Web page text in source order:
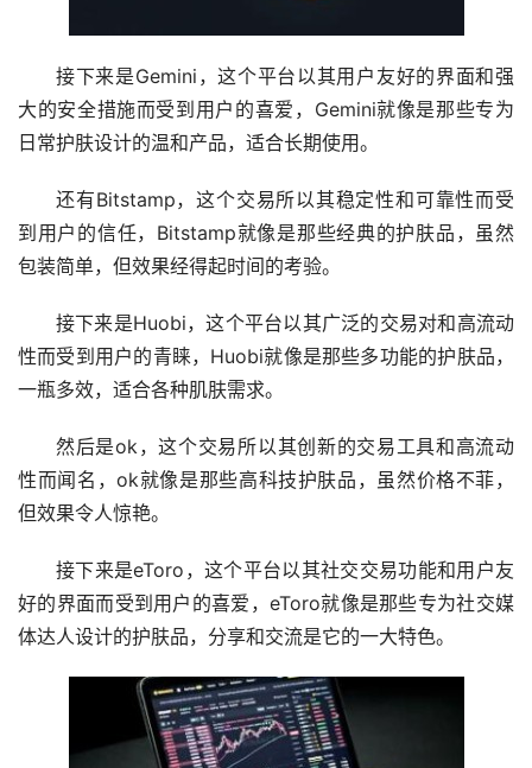
接下来是Gemini，这个平台以其用户友好的界面和强
大的安全措施而受到用户的喜爱，Gemini就像是那些专为
日常护肤设计的温和产品，适合长期使用。
还有Bitstamp，这个交易所以其稳定性和可靠性而受
到用户的信任，Bitstamp就像是那些经典的护肤品，虽然
包装简单，但效果经得起时间的考验。
接下来是Huobi，这个平台以其广泛的交易对和高流动
性而受到用户的青睐，Huobi就像是那些多功能的护肤品，
一瓶多效，适合各种肌肤需求。
然后是ok，这个交易所以其创新的交易工具和高流动
性而闻名，ok就像是那些高科技护肤品，虽然价格不菲，
但效果令人惊艳。
接下来是eToro，这个平台以其社交交易功能和用户友
好的界面而受到用户的喜爱，eToro就像是那些专为社交媒
体达人设计的护肤品，分享和交流是它的一大特色。